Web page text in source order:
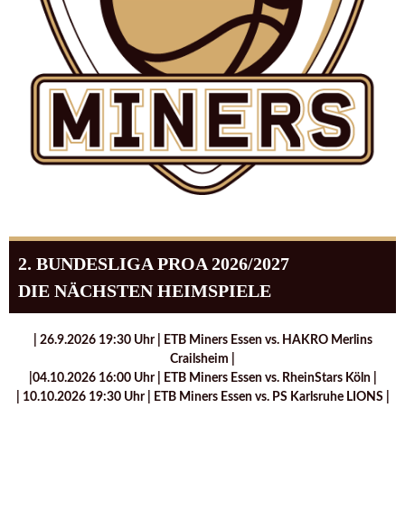
2. BUNDESLIGA PROA 2026/2027
DIE NÄCHSTEN HEIMSPIELE
| 26.9.2026 19:30 Uhr | ETB Miners Essen vs. HAKRO Merlins
Crailsheim |
|04.10.2026 16:00 Uhr | ETB Miners Essen vs. RheinStars Köln |
| 10.10.2026 19:30 Uhr | ETB Miners Essen vs. PS Karlsruhe LIONS |